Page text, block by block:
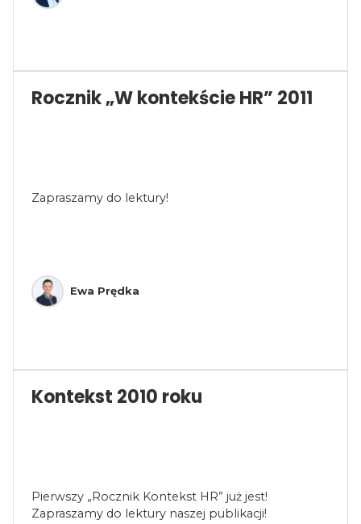
Rocznik „W kontekście HR” 2011
Zapraszamy do lektury!
Ewa Prędka
Kontekst 2010 roku
Pierwszy „Rocznik Kontekst HR” już jest!
Zapraszamy do lektury naszej publikacji!